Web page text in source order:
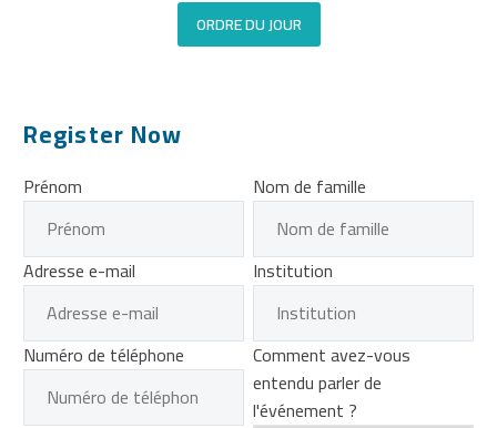
ORDRE DU JOUR
Register Now
Prénom Nom de famille
Adresse e-mail Institution
Numéro de téléphone
Comment avez-vous
entendu parler de
l'événement ?